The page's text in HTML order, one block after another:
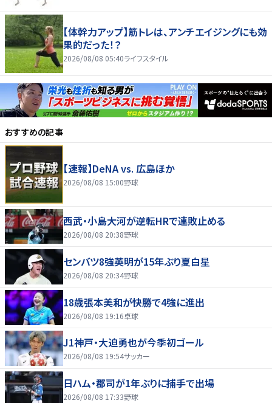
【体幹力アップ】筋トレは、アンチエイジングにも効
果的だった！？
2026/08/08 05:40ライフスタイル
おすすめの記事
【速報】DeNA vs. 広島ほか
2026/08/08 15:00野球
西武・小島大河が逆転HRで連敗止める
2026/08/08 20:38野球
センバツ8強英明が15年ぶり夏白星
2026/08/08 20:34野球
18歳張本美和が快勝で4強に進出
2026/08/08 19:16卓球
J1神戸・大迫勇也が今季初ゴール
2026/08/08 19:54サッカー
日ハム・郡司が1年ぶりに捕手で出場
2026/08/08 17:33野球